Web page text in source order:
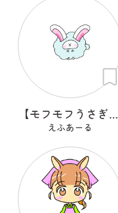
【モフモフうさぎ】らびぃ
えふあーる